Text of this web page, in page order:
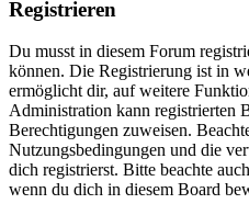
Registrieren
Du musst in diesem Forum
können. Die Registrierung ist in
ermöglicht dir, auf weitere
Administration kann registrierten
Berechtigungen zuweisen.
Nutzungsbedingungen und die
dich registrierst. Bitte beachte
wenn du dich in diesem Board